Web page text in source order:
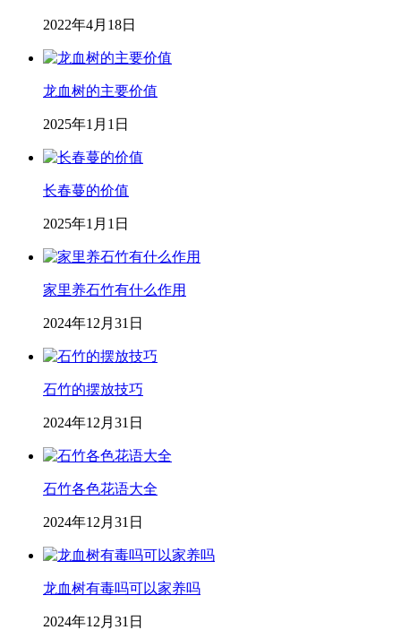
2022年4月18日
龙血树的主要价值
2025年1月1日
长春蔓的价值
2025年1月1日
家里养石竹有什么作用
2024年12月31日
石竹的摆放技巧
2024年12月31日
石竹各色花语大全
2024年12月31日
龙血树有毒吗可以家养吗
2024年12月31日